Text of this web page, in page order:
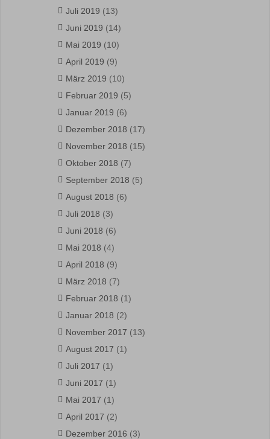
Juli 2019 (13)
Juni 2019 (14)
Mai 2019 (10)
April 2019 (9)
März 2019 (10)
Februar 2019 (5)
Januar 2019 (6)
Dezember 2018 (17)
November 2018 (15)
Oktober 2018 (7)
September 2018 (5)
August 2018 (6)
Juli 2018 (3)
Juni 2018 (6)
Mai 2018 (4)
April 2018 (9)
März 2018 (7)
Februar 2018 (1)
Januar 2018 (2)
November 2017 (13)
August 2017 (1)
Juli 2017 (1)
Juni 2017 (1)
Mai 2017 (1)
April 2017 (2)
Dezember 2016 (3)